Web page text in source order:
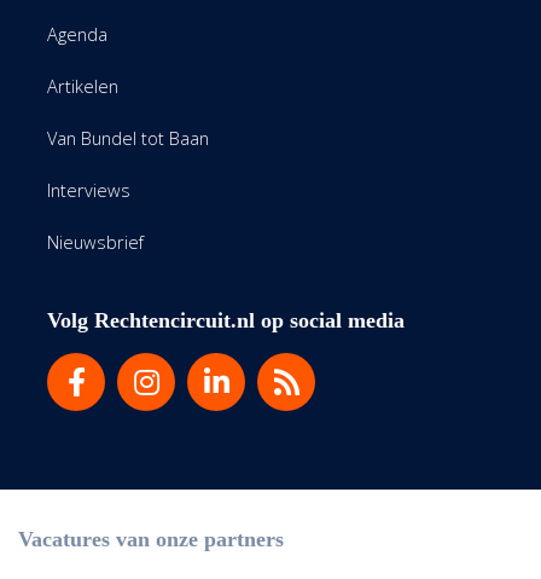
Agenda
Artikelen
Van Bundel tot Baan
Interviews
Nieuwsbrief
Volg Rechtencircuit.nl op social media
Vacatures van onze partners